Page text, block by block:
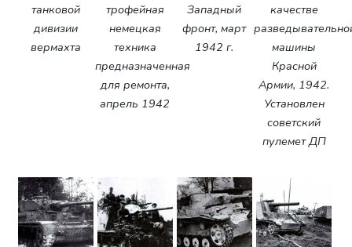
танковой
дивизии
вермахта
трофейная
немецкая
техника
предназначенная
для ремонта,
апрель 1942
Западный
фронт, март
1942 г.
качестве
машины
Красной
Армии, 1942.
Установлен
советский
пулемет ДП